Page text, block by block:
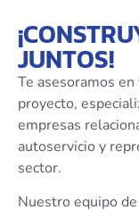
JUNTOS!
Te asesoramos
proyecto,
empresas
autoservicio y
sector.
Nuestro equipo